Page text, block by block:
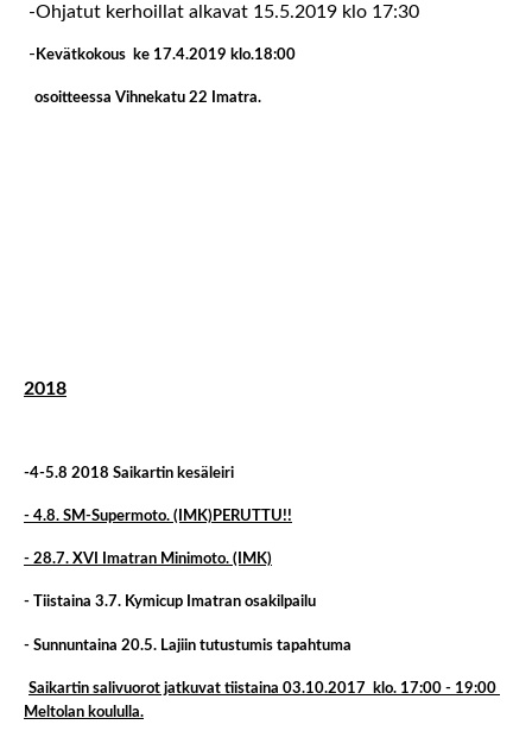
-Ohjatut kerhoillat alkavat 15.5.2019 klo 17:30
- Kevätkokous ke 17.4.2019 klo.18:00
osoitteessa Vihnekatu 22 Imatra.
2018
-4-5.8 2018 Saikartin kesäleiri
- 4.8. SM-Supermoto. (IMK)PERUTTU!!
- 28.7. XVI Imatran Minimoto. (IMK)
- Tiistaina 3.7. Kymicup Imatran osakilpailu
- Sunnuntaina 20.5. Lajiin tutustumis tapahtuma
Saikartin salivuorot jatkuvat tiistaina 03.10.2017 klo. 17:00 - 19:00
Meltolan koululla.